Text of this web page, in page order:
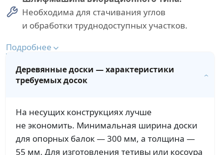
Необходима для стачивания углов
и обработки труднодоступных участков.
Подробнее
Деревянные доски — характеристики
требуемых досок
На несущих конструкциях лучше
не экономить. Минимальная ширина доски
для опорных балок — 300 мм, а толщина —
55 мм. Для изготовления тетивы или косоура